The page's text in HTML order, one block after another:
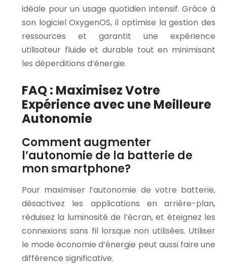
idéale pour un usage quotidien intensif. Grâce à
son logiciel OxygenOS, il optimise la gestion des
ressources et garantit une expérience
utilisateur fluide et durable tout en minimisant
les déperditions d’énergie.
FAQ : Maximisez Votre
Expérience avec une Meilleure
Autonomie
Comment augmenter
l’autonomie de la batterie de
mon smartphone?
Pour maximiser l’autonomie de votre batterie,
désactivez les applications en arrière-plan,
réduisez la luminosité de l’écran, et éteignez les
connexions sans fil lorsque non utilisées. Utiliser
le mode économie d’énergie peut aussi faire une
différence significative.